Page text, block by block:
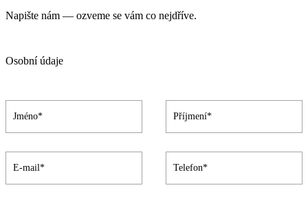
Napište nám — ozveme se vám co nejdříve.
Osobní údaje